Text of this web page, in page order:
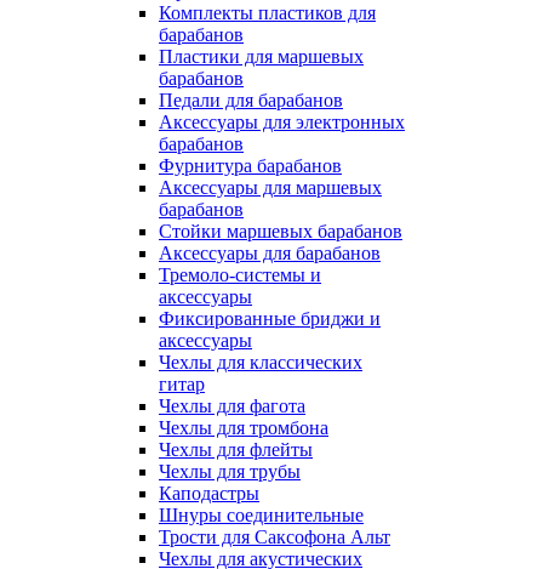
Комплекты пластиков для
барабанов
Пластики для маршевых
барабанов
Педали для барабанов
Аксессуары для электронных
барабанов
Фурнитура барабанов
Аксессуары для маршевых
барабанов
Стойки маршевых барабанов
Аксессуары для барабанов
Тремоло-системы и
аксессуары
Фиксированные бриджи и
аксессуары
Чехлы для классических
гитар
Чехлы для фагота
Чехлы для тромбона
Чехлы для флейты
Чехлы для трубы
Каподастры
Шнуры соединительные
Трости для Саксофона Альт
Чехлы для акустических